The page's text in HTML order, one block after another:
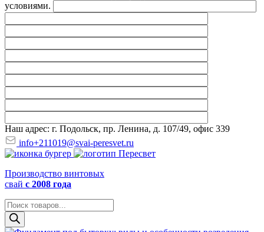
условиями.
Наш адрес: г. Подольск, пр. Ленина, д. 107/49, офис 339
info+211019@svai-peresvet.ru
Производство винтовых
свай с 2008 года
Поиск
товаров